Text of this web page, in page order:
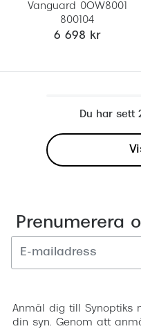
Vanguard 0OW8001
800104
6 698 kr
Du har sett
Prenumerera
Anmäl dig till Synoptiks
din syn. Genom att